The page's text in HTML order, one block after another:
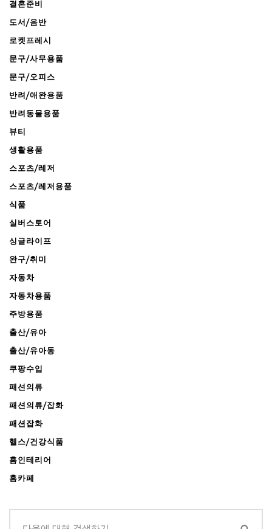
결혼준비
도서/음반
로켓프레시
문구/사무용품
문구/오피스
반려/애완용품
반려동물용품
뷰티
생활용품
스포츠/레저
스포츠/레저용품
식품
실버스토어
싱글라이프
완구/취미
자동차
자동차용품
주방용품
출산/유아
출산/유아동
쿠팡수입
패션의류
패션의류/잡화
패션잡화
헬스/건강식품
홈인테리어
홈카페